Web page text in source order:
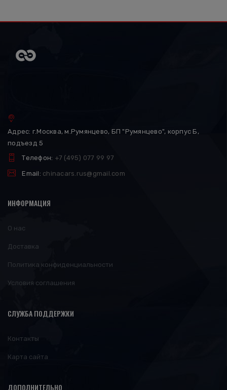
Адрес: г.Москва, м.Румянцево, БП "Румянцево", корпус Б,
подъезд 5
Телефон: +7 (495) 077 99 97
Email: chinacars.rus@gmail.com
ИНФОРМАЦИЯ
О нас
Доставка
Политика конфиденциальности
Условия соглашения
СЛУЖБА ПОДДЕРЖКИ
Контакты
Карта сайта
ДОПОЛНИТЕЛЬНО